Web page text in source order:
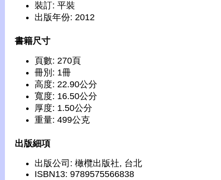
裝訂: 平裝
出版年份: 2012
書籍尺寸
頁數: 270頁
冊別: 1冊
高度: 22.90公分
寬度: 16.50公分
厚度: 1.50公分
重量: 499公克
出版細項
出版公司: 橄欖出版社, 台北
ISBN13: 9789575566838